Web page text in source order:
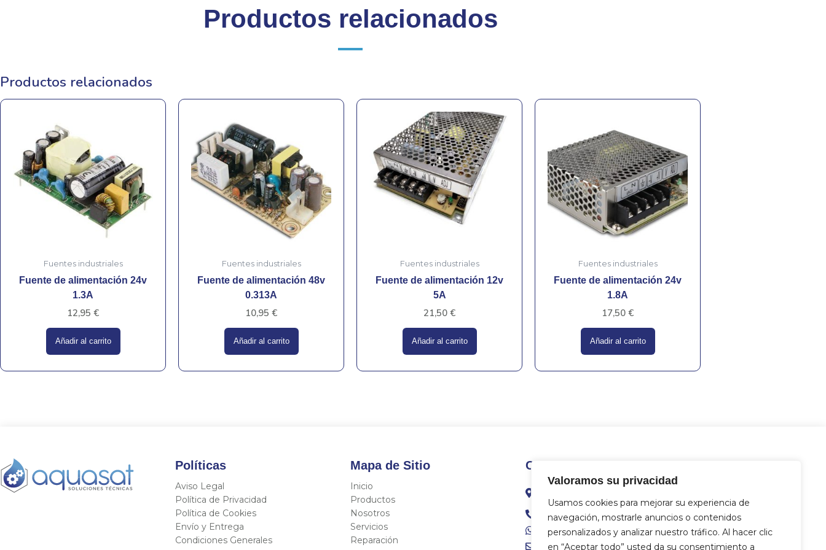
Valoramos su privacidad
Usamos cookies para mejorar su experiencia de
navegación, mostrarle anuncios o contenidos
personalizados y analizar nuestro tráfico. Al hacer clic
en “Aceptar todo” usted da su consentimiento a
Productos relacionados
Productos relacionados
Fuentes industriales
Fuente de alimentación 24v
1.3A
12,95 €
Añadir al carrito
Fuentes industriales
Fuente de alimentación 48v
0.313A
10,95 €
Añadir al carrito
Fuentes industriales
Fuente de alimentación 12v
5A
21,50 €
Añadir al carrito
Fuentes industriales
Fuente de alimentación 24v
1.8A
17,50 €
Añadir al carrito
Políticas
Aviso Legal
Política de Privacidad
Política de Cookies
Envío y Entrega
Condiciones Generales
Mapa de Sitio
Inicio
Productos
Nosotros
Servicios
Reparación
Contacto
C/ Miguel Hernández 12, 46717 - La
Font d’En Carròs (Valencia)
962 833 821
684 712 329
info@aquasat.es